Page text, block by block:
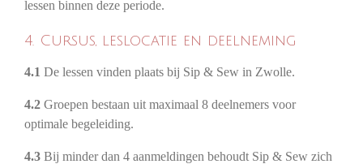
lessen binnen deze periode.
4. Cursus, leslocatie en deelneming
4.1 De lessen vinden plaats bij Sip & Sew in Zwolle.
4.2 Groepen bestaan uit maximaal 8 deelnemers voor
optimale begeleiding.
4.3 Bij minder dan 4 aanmeldingen behoudt Sip & Sew zich